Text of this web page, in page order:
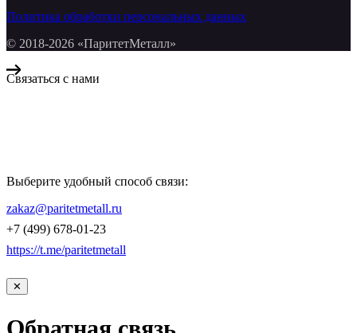
Политика обработки персональных данных
© 2018-2026 «ПаритетМеталл»
Связаться с нами
Выберите удобный способ связи:
zakaz@paritetmetall.ru
+7 (499) 678-01-23
https://t.me/paritetmetall
✕